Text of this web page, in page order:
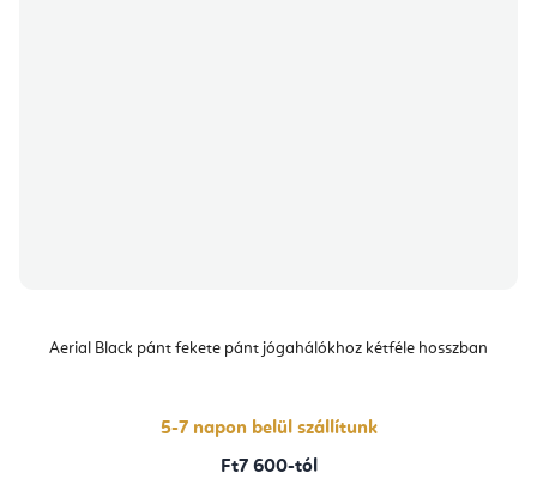
Aerial Black pánt fekete pánt jógahálókhoz kétféle hosszban
5-7 napon belül szállítunk
Ft7 600-tól